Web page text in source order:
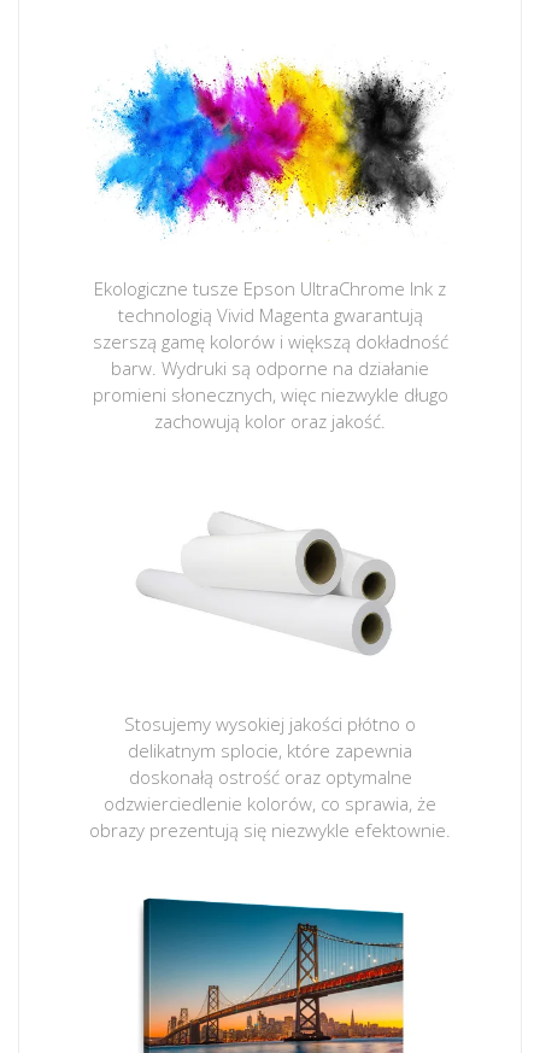
Ekologiczne tusze Epson UltraChrome Ink z
technologią Vivid Magenta gwarantują
szerszą gamę kolorów i większą dokładność
barw. Wydruki są odporne na działanie
promieni słonecznych, więc niezwykle długo
zachowują kolor oraz jakość.
Stosujemy wysokiej jakości płótno o
delikatnym splocie, które zapewnia
doskonałą ostrość oraz optymalne
odzwierciedlenie kolorów, co sprawia, że
obrazy prezentują się niezwykle efektownie.